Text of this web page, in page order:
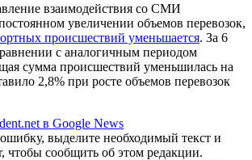
взаимодействия со СМИ
увеличении объемов перевозок,
происшествий уменьшается. За 6
с аналогичным периодом
сумма происшествий уменьшилась на
2,8% при росте объемов перевозок
в Google News
выделите необходимый текст и
чтобы сообщить об этом редакции.